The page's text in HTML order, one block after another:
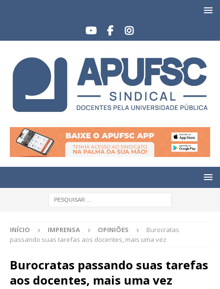
INÍCIO IMPRENSA OPINIÕES
Burocratas
passando suas tarefas aos docentes, mais uma vez
Burocratas passando suas tarefas
aos docentes, mais uma vez